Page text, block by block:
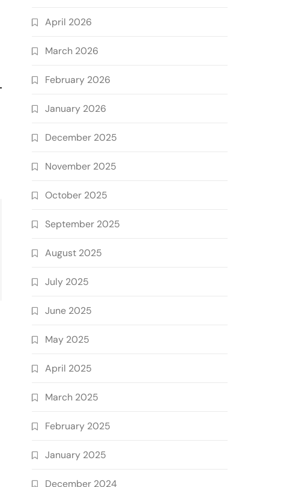
April 2026
March 2026
February 2026
January 2026
December 2025
November 2025
October 2025
September 2025
August 2025
July 2025
June 2025
May 2025
April 2025
March 2025
February 2025
January 2025
December 2024